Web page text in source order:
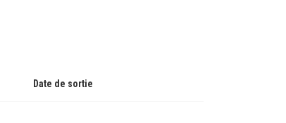
Date de sortie